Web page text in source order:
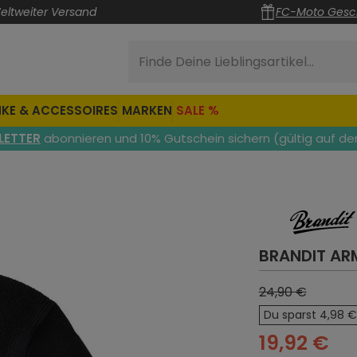
Versand FC-Moto
Finde Deine Lieblingsartikel...
& ACCESSOIRES MARKEN SALE %
abonnieren und 10% Gutschein sichern (gültig auf
BRANDIT
24,90 €
Du sparst 4,98 €
19,92 €